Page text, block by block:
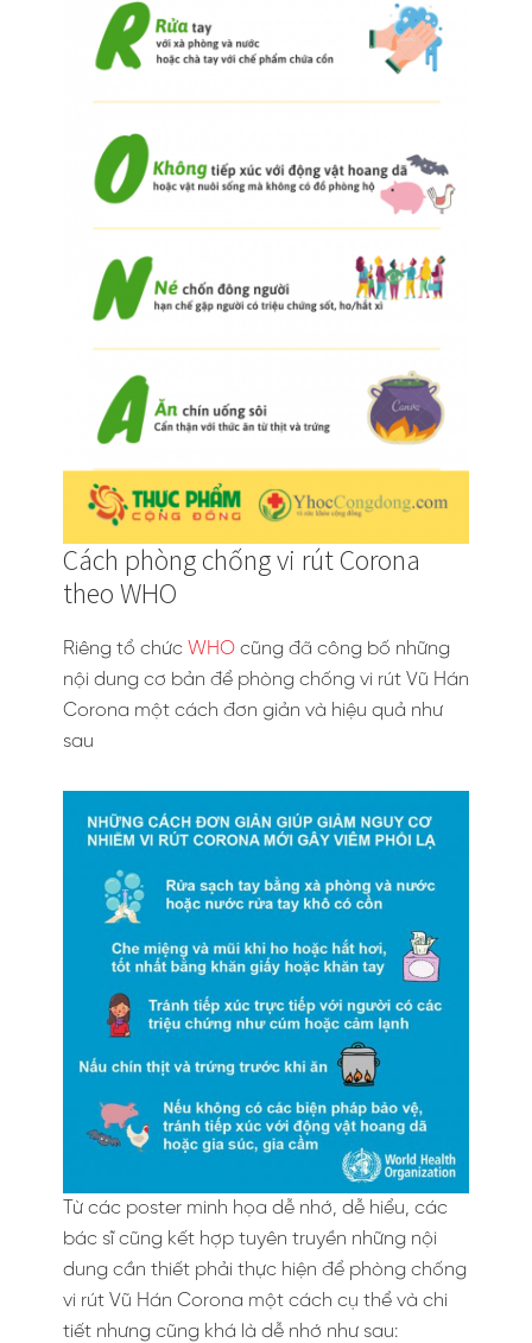
Cách phòng chống vi rút Corona
theo WHO
Riêng tổ chức WHO cũng đã công bố những
nội dung cơ bản để phòng chống vi rút Vũ Hán
Corona một cách đơn giản và hiệu quả như
sau
Từ các poster minh họa dễ nhớ, dễ hiểu, các
bác sĩ cũng kết hợp tuyên truyền những nội
dung cần thiết phải thực hiện để phòng chống
vi rút Vũ Hán Corona một cách cụ thể và chi
tiết nhưng cũng khá là dễ nhớ như sau: